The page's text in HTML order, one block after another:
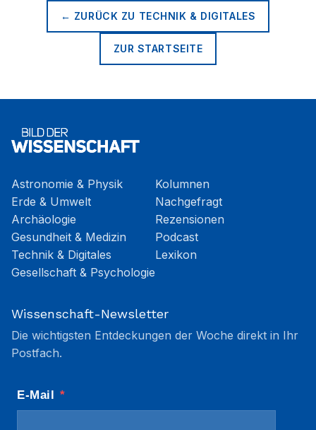
← ZURÜCK ZU TECHNIK & DIGITALES
ZUR STARTSEITE
Astronomie & Physik
Erde & Umwelt
Archäologie
Gesundheit & Medizin
Technik & Digitales
Gesellschaft & Psychologie
Kolumnen
Nachgefragt
Rezensionen
Podcast
Lexikon
Wissenschaft-Newsletter
Die wichtigsten Entdeckungen der Woche direkt in Ihr
Postfach.